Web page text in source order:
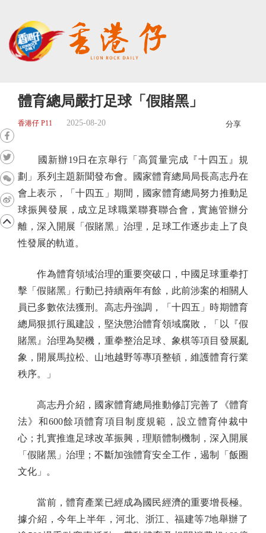
體育總局嚴打足球「假賭黑」
香港仔 P11 2025-08-20 分享
國新辦19日在京舉行「高質量完成『十四五』規
劃」系列主題新聞發布會。國家體育總局局長高志丹在
會上表示，「十四五」期間，國家體育總局努力推動足
球振興發展，成立足球職業聯賽聯合會，實施管辦分
離，深入開展「假賭黑」治理，足球工作逐步走上了良
性發展的軌道。
作為體育領域治理的重要突破口，中國足球重拳打
擊「假賭黑」行動已持續兩年有餘，此前涉案的相關人
員已多數依法獲刑。高志丹強調，「十四五」時期體育
總局狠抓行風建設，堅決懲治體育領域腐敗，「以『假
賭黑』治理為契機，重拳整治足球、象棋等項目發展亂
象，開展馬拉松、山地越野等專項整頓，維護體育行業
秩序。」
高志丹介紹，國家體育總局推動修訂完善了《體育
法》和600餘項體育項目制度規範，設立體育仲裁中
心；扎實推進足球改革振興，理順體制機制，深入開展
「假賭黑」治理；不斷加強體育安全工作，遏制「飯圈
文化」。
當前，體育產業已經成為國民經濟的重要增長極。
據介紹，今年上半年，河北、浙江、福建等7地舉辦了